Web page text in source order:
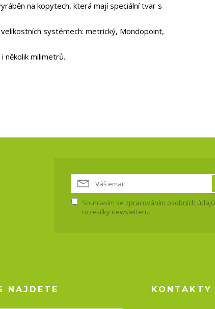
na kopytech, která mají speciální tvar s
systémech: metrický, Mondopoint,
několik milimetrů.
Souhlasím se zpracováním osobních údajů
rozesílky newsletteru.
NAJDETE KONTAKTY